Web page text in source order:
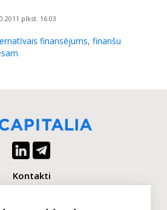
plkst. 16:03
finansējums, finanšu
Kontakti
+371 2880 0880